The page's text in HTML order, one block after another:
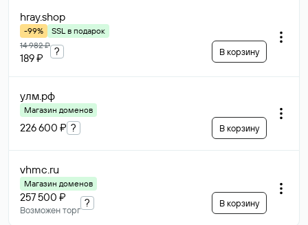
hray.shop
-99%
SSL в подарок
14 982 ₽
189 ₽
? В корзину
улм.рф
Магазин доменов
226 600 ₽ ? В корзину
vhmc.ru
Магазин доменов
257 500 ₽
Возможен торг
? В корзину